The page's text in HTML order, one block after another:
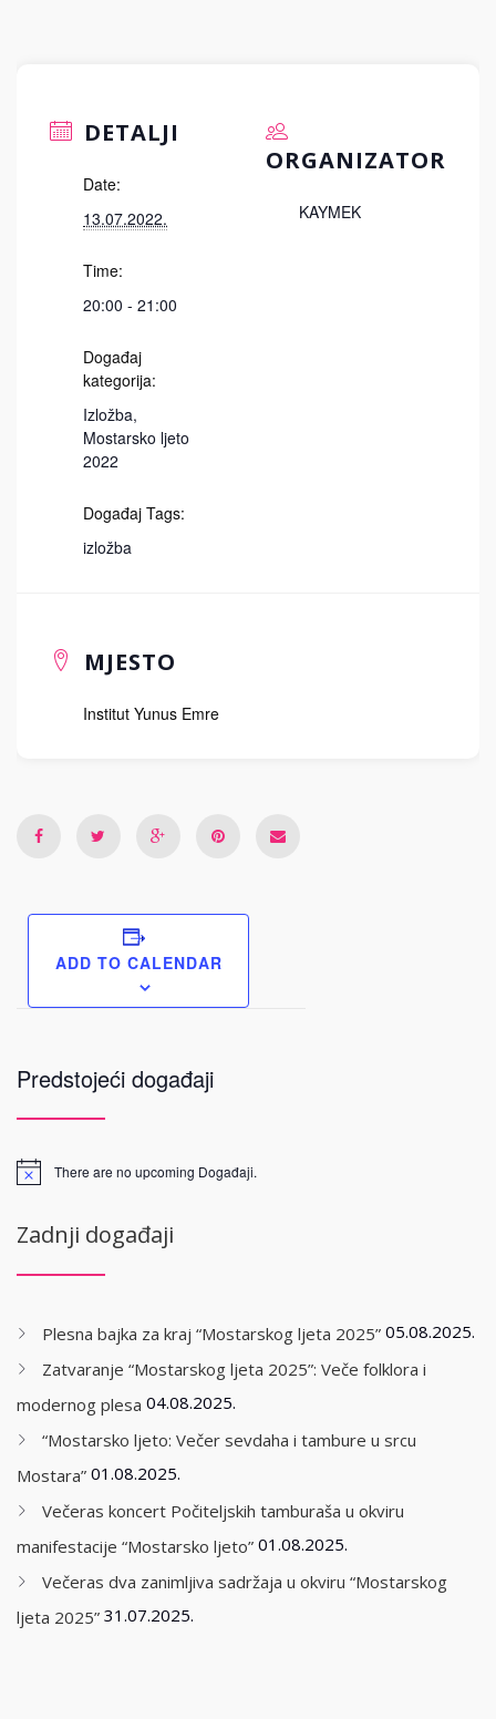
DETALJI
Date:
13.07.2022.
Time:
20:00 - 21:00
Događaj
kategorija:
Izložba,
Mostarsko ljeto
2022
Događaj Tags:
izložba
ORGANIZATOR
KAYMEK
MJESTO
Institut Yunus Emre
ADD TO CALENDAR
Predstojeći događaji
There are no upcoming Događaji.
Zadnji događaji
Plesna bajka za kraj “Mostarskog ljeta 2025” 05.08.2025.
Zatvaranje “Mostarskog ljeta 2025”: Veče folklora i
modernog plesa 04.08.2025.
“Mostarsko ljeto: Večer sevdaha i tambure u srcu
Mostara” 01.08.2025.
Večeras koncert Počiteljskih tamburaša u okviru
manifestacije “Mostarsko ljeto” 01.08.2025.
Večeras dva zanimljiva sadržaja u okviru “Mostarskog
ljeta 2025” 31.07.2025.